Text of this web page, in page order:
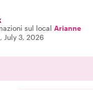
sul local Arianne
July 3, 2026